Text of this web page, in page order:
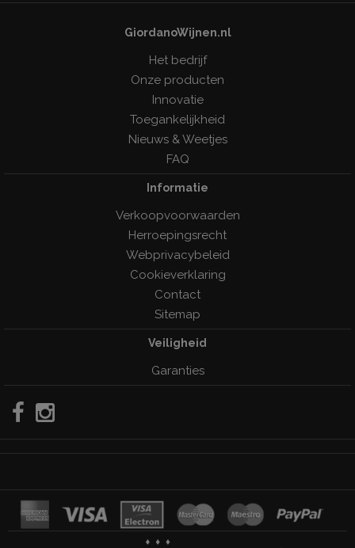
GiordanoWijnen.nl
Het bedrijf
Onze producten
Innovatie
Toegankelijkheid
Nieuws & Weetjes
FAQ
Informatie
Verkoopvoorwaarden
Herroepingsrecht
Webprivacybeleid
Cookieverklaring
Contact
Sitemap
Veiligheid
Garanties